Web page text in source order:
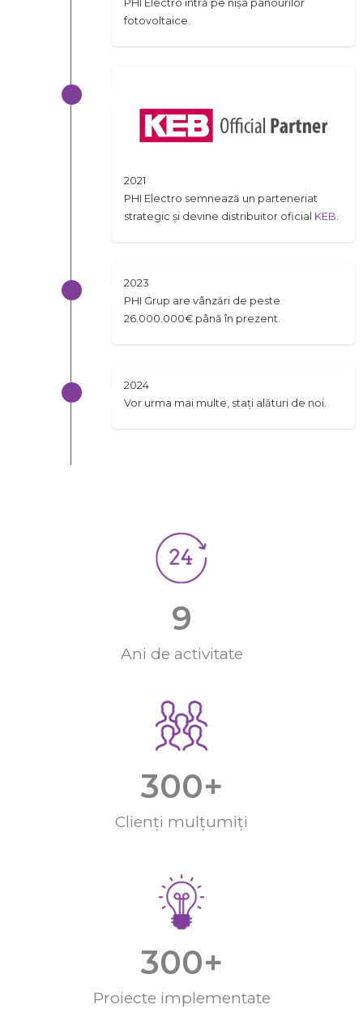
PHI Electro intră pe nișa panourilor
fotovoltaice.
2021
PHI Electro semnează un parteneriat
strategic și devine distribuitor oficial KEB
2023
PHI Grup are vânzări de peste
26.000.000€ până în prezent.
2024
Vor urma mai multe, stați alături de noi.
Ani de activitate
9
Clienți mulțumiți
300+
Proiecte implementate
300+